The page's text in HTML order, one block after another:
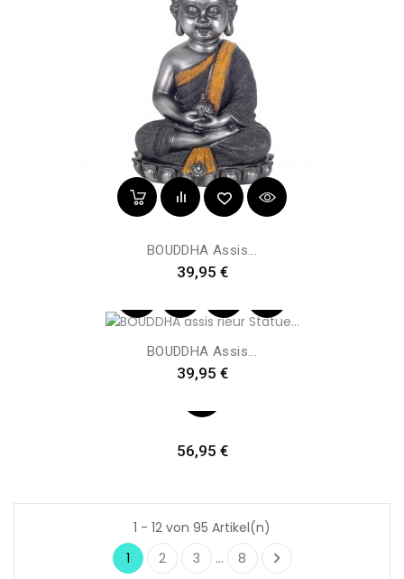
BOUDDHA Assis...
Preis
39,95 €
BOUDDHA Assis...
Preis
39,95 €
Preis
56,95 €
1 - 12 von 95 Artikel(n)
1
2 3 … 8 